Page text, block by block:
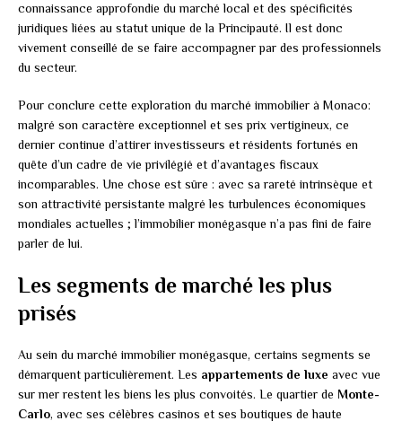
connaissance approfondie du marché local et des spécificités
juridiques liées au statut unique de la Principauté. Il est donc
vivement conseillé de se faire accompagner par des professionnels
du secteur.
Pour conclure cette exploration du marché immobilier à Monaco:
malgré son caractère exceptionnel et ses prix vertigineux, ce
dernier continue d’attirer investisseurs et résidents fortunés en
quête d’un cadre de vie privilégié et d’avantages fiscaux
incomparables. Une chose est sûre : avec sa rareté intrinsèque et
son attractivité persistante malgré les turbulences économiques
mondiales actuelles ; l’immobilier monégasque n’a pas fini de faire
parler de lui.
Les segments de marché les plus
prisés
Au sein du marché immobilier monégasque, certains segments se
démarquent particulièrement. Les appartements de luxe avec vue
sur mer restent les biens les plus convoités. Le quartier de Monte-
Carlo, avec ses célèbres casinos et ses boutiques de haute